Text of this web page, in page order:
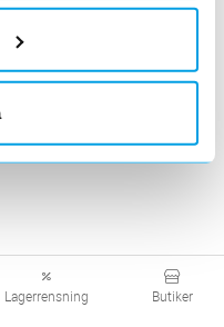
Lagerrensning Butiker
kategorier